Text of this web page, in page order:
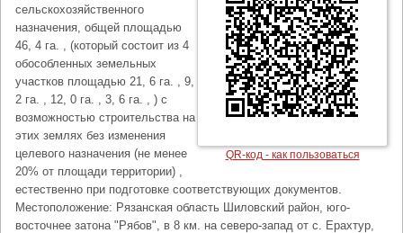
QR-код - как пользоваться
сельскохозяйственного
назначения, общей площадью
46, 4 га. , (который состоит из 4
обособленных земельных
участков площадью 21, 6 га. , 9,
2 га. , 12, 0 га. , 3, 6 га. , ) с
возможностью строительства на
этих землях без изменения
целевого назначения (не менее
20% от площади территории) ,
естественно при подготовке соответствующих документов.
Местоположение: Рязанская область Шиловский район, юго-
восточнее затона "Рябов", в 8 км. на северо-запад от с. Ерахтур,